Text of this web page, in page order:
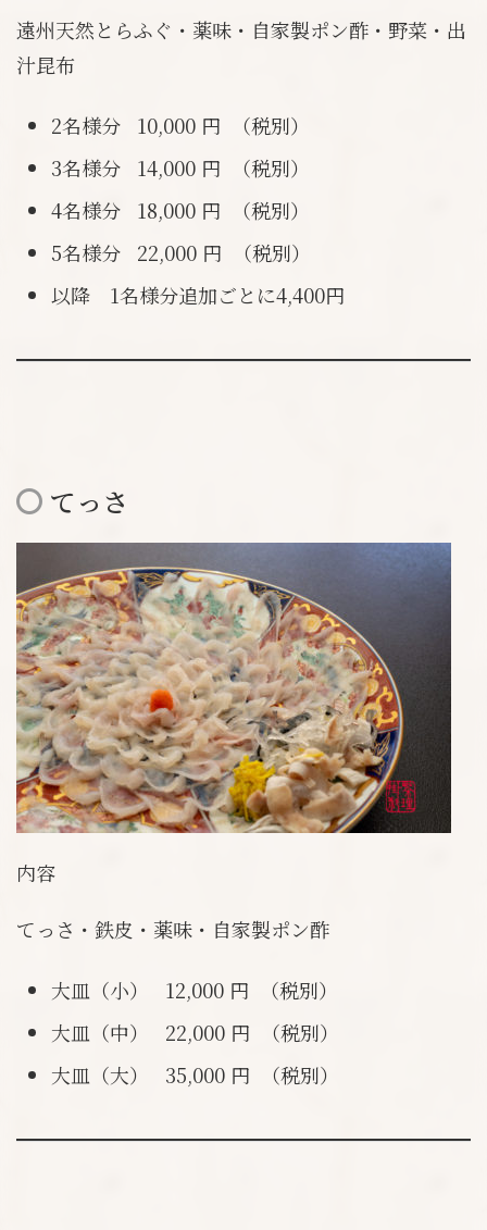
遠州天然とらふぐ・薬味・自家製ポン酢・野菜・出
汁昆布
2名様分 10,000 円 （税別）
3名様分 14,000 円 （税別）
4名様分 18,000 円 （税別）
5名様分 22,000 円 （税別）
以降 1名様分追加ごとに4,400円
てっさ
内容
てっさ・鉄皮・薬味・自家製ポン酢
大皿（小） 12,000 円 （税別）
大皿（中） 22,000 円 （税別）
大皿（大） 35,000 円 （税別）